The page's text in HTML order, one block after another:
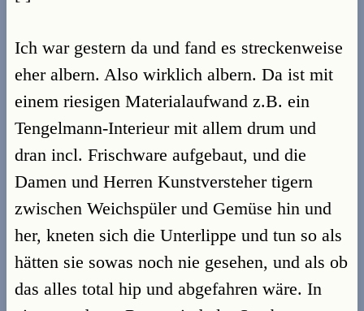
Ich war gestern da und fand es streckenweise
eher albern. Also wirklich albern. Da ist mit
einem riesigen Materialaufwand z.B. ein
Tengelmann-Interieur mit allem drum und
dran incl. Frischware aufgebaut, und die
Damen und Herren Kunstversteher tigern
zwischen Weichspüler und Gemüse hin und
her, kneten sich die Unterlippe und tun so als
hätten sie sowas noch nie gesehen, und als ob
das alles total hip und abgefahren wäre. In